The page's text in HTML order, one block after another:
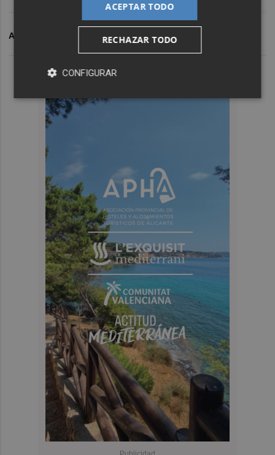
ARCHIVADO EN CONSUMO
ACEPTAR TODO
RECHAZAR TODO
CONFIGURAR